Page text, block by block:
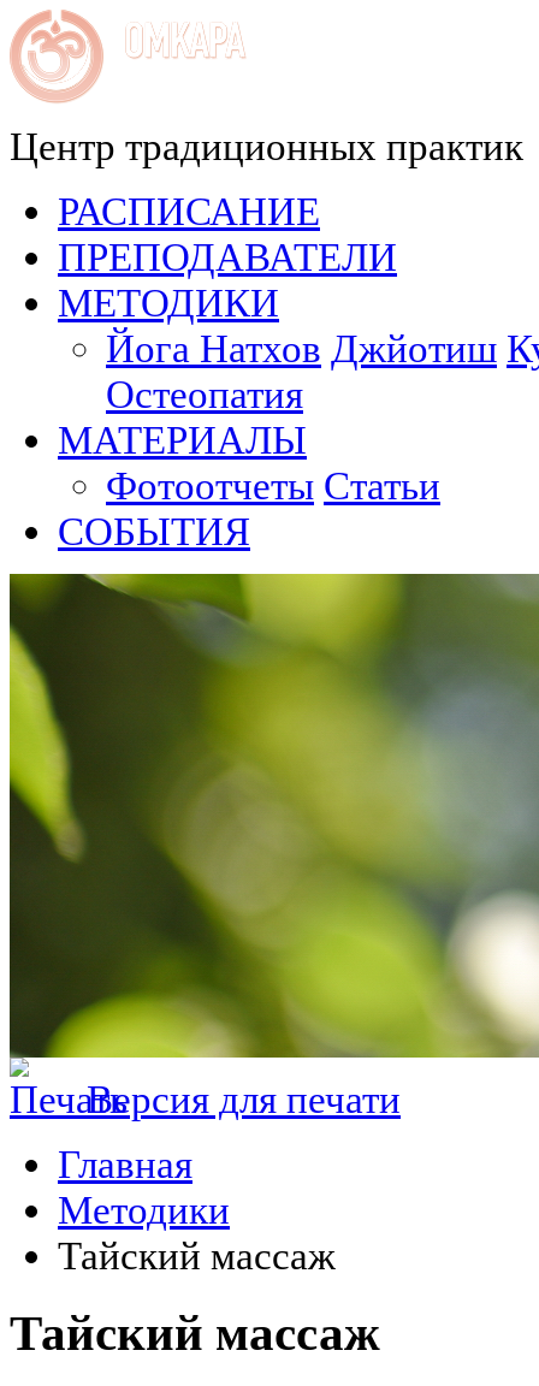
Центр традиционных практик
РАСПИСАНИЕ
ПРЕПОДАВАТЕЛИ
МЕТОДИКИ
Йога Натхов Джйотиш
Остеопатия
МАТЕРИАЛЫ
Фотоотчеты Статьи
СОБЫТИЯ
Версия для печати
Главная
Методики
Тайский массаж
Тайский массаж